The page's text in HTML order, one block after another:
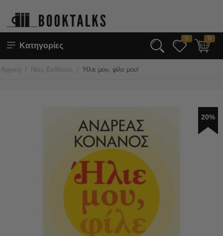
Κατηγορίες
0 0
Αρχική / Νέες Εκδόσεις / Ήλιε μου, φίλε μου!
20%